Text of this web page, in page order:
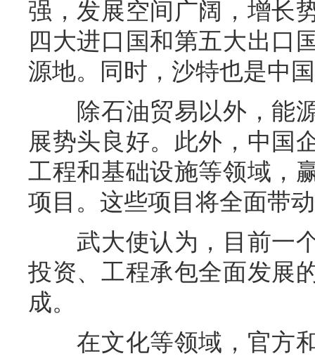
强，发展空间广阔，增长
四大进口国和第五大出口
源地。同时，沙特也是中
除石油贸易以外，能源
展势头良好。此外，中国
工程和基础设施等领域，
项目。这些项目将全面带
武大使认为，目前一个
投资、工程承包全面发展
成。
在文化等领域，官方和